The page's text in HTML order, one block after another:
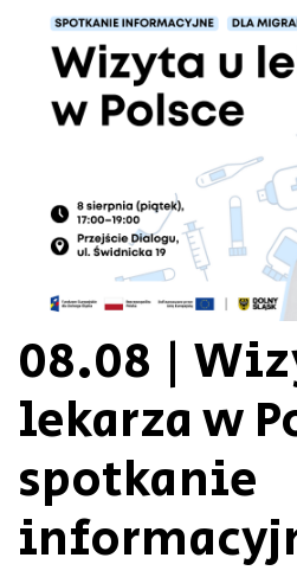
08.08 |
lekarza w
spotkanie